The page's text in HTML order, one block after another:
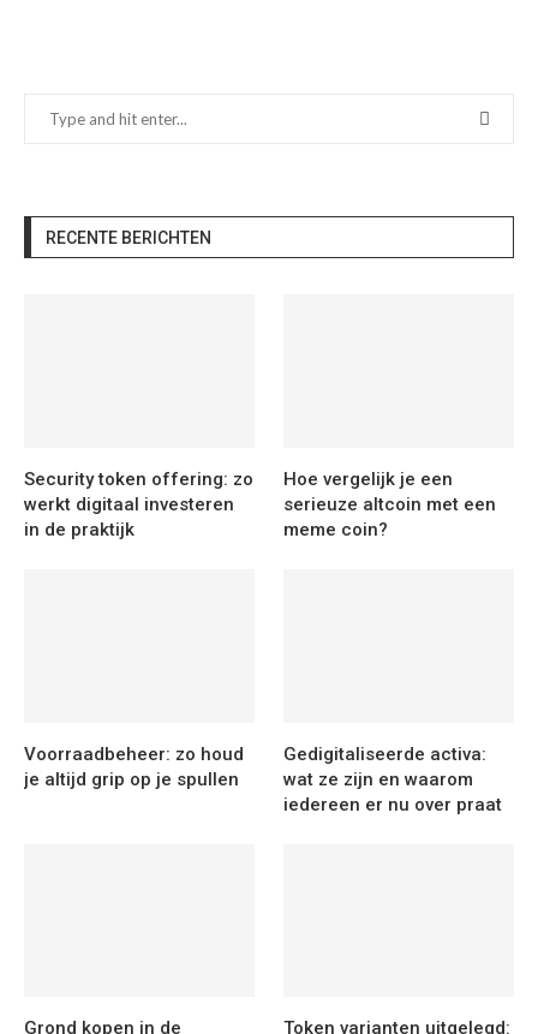
RECENTE BERICHTEN
Security token offering: zo
werkt digitaal investeren
in de praktijk
Hoe vergelijk je een
serieuze altcoin met een
meme coin?
Voorraadbeheer: zo houd
je altijd grip op je spullen
Gedigitaliseerde activa:
wat ze zijn en waarom
iedereen er nu over praat
Grond kopen in de Token varianten uitgelegd: